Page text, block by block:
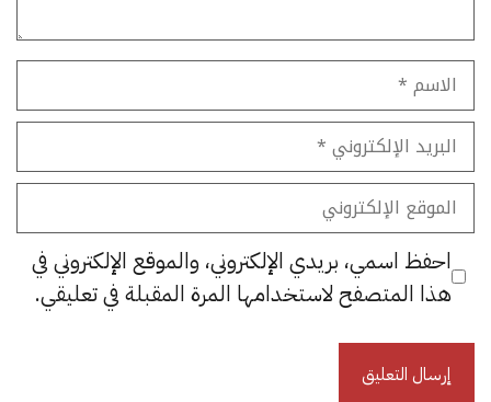
الاسم
البريد
الإلكتروني
الموقع
الإلكتروني
احفظ اسمي، بريدي الإلكتروني، والموقع الإلكتروني في
هذا المتصفح لاستخدامها المرة المقبلة في تعليقي.